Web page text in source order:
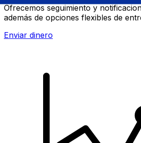
Ofrecemos seguimiento y
además de opciones flexibles de
Enviar dinero